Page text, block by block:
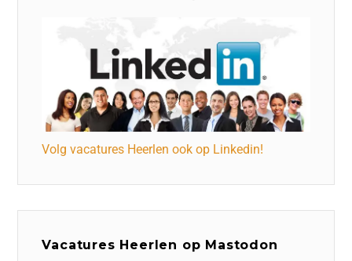
Volg vacatures Heerlen ook op Linkedin!
Vacatures Heerlen op Mastodon